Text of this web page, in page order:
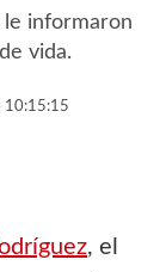
le informaron
vida.
, el